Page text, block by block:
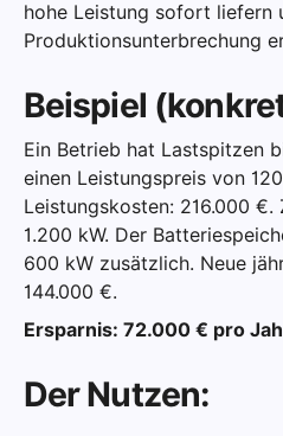
hohe Leistung sofort liefern
Produktionsunterbrechung
Beispiel
Ein Betrieb hat Lastspitzen
einen Leistungspreis von
Leistungskosten: 216.000
1.200 kW. Der
600 kW zusätzlich. Neue
144.000 €.
Ersparnis: 72.000 € pro
Der Nutzen: